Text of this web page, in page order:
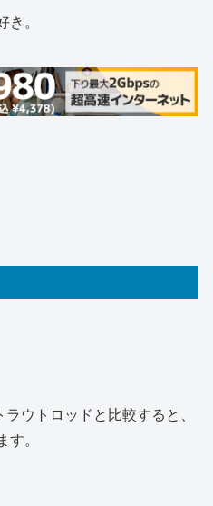
。
ウトロッドと比較すると、
。